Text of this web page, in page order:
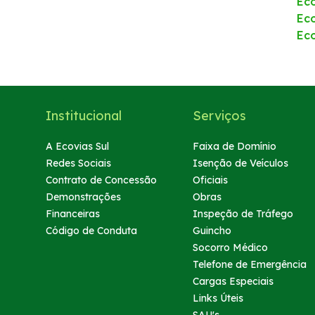
Institucional
A Ecovias Sul
Redes Sociais
Contrato de Concessão
Demonstrações
Financeiras
Código de Conduta
Serviços
Faixa de Domínio
Isenção de Veículos
Oficiais
Obras
Inspeção de Tráfego
Guincho
Socorro Médico
Telefone de Emergência
Cargas Especiais
Links Úteis